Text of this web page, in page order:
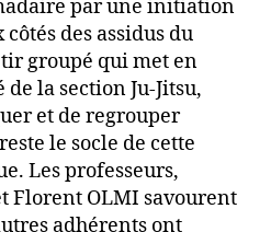
par une initiation
côtés des assidus du
groupé qui met en
la section Ju-Jitsu,
et de regrouper
le socle de cette
Les professeurs,
Florent OLMI savourent
adhérents ont